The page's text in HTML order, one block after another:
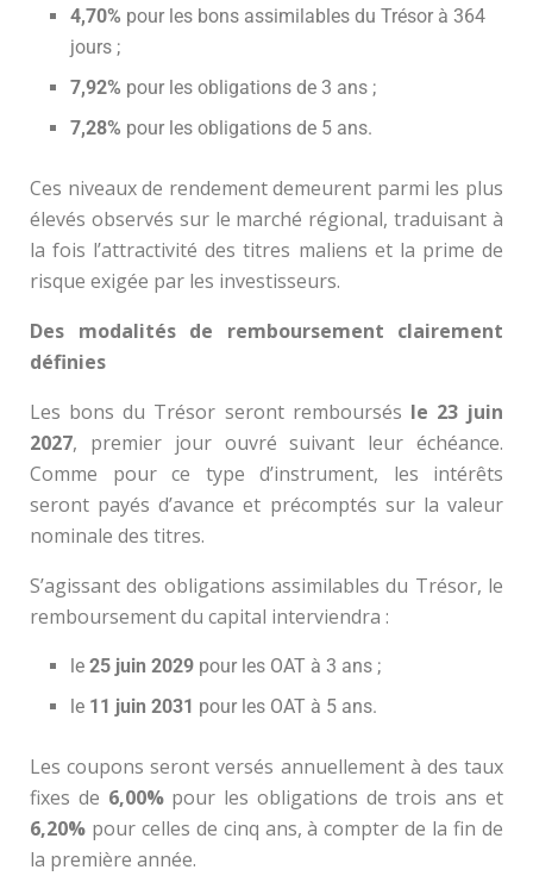
4,70% pour les bons assimilables du Trésor à 364
jours ;
7,92% pour les obligations de 3 ans ;
7,28% pour les obligations de 5 ans.
Ces niveaux de rendement demeurent parmi les plus
élevés observés sur le marché régional, traduisant à
la fois l’attractivité des titres maliens et la prime de
risque exigée par les investisseurs.
Des modalités de remboursement clairement
définies
Les bons du Trésor seront remboursés le 23 juin
2027, premier jour ouvré suivant leur échéance.
Comme pour ce type d’instrument, les intérêts
seront payés d’avance et précomptés sur la valeur
nominale des titres.
S’agissant des obligations assimilables du Trésor, le
remboursement du capital interviendra :
le25 juin 2029 pour les OAT à 3 ans ;
le 11 juin 2031 pour les OAT à 5 ans.
Les coupons seront versés annuellement à des taux
fixes de 6,00%pour les obligations de trois ans et
6,20% pour celles de cinq ans, à compter de la fin de
la première année.